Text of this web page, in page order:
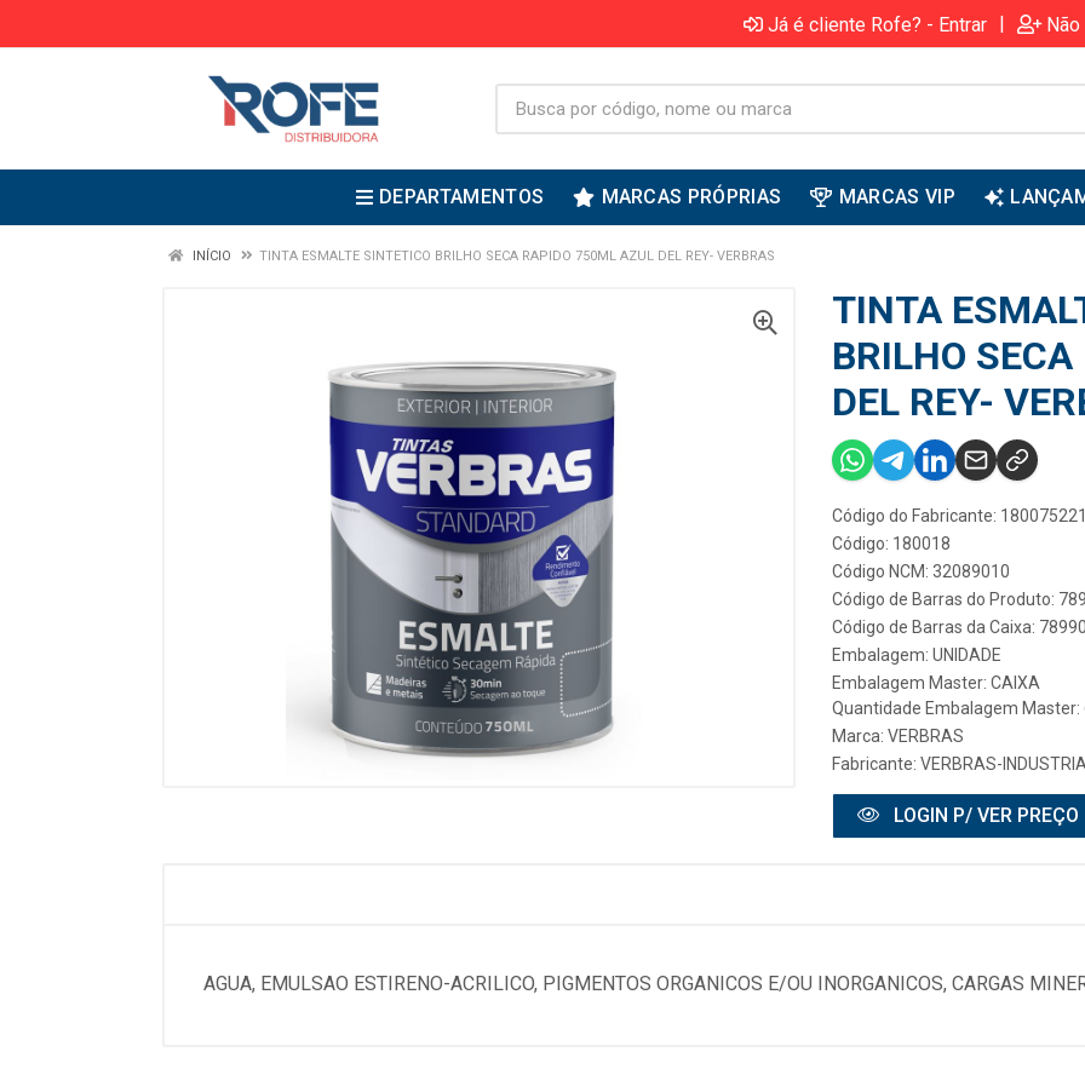
Já é cliente Rofe? - Entrar |
DEPARTAMENTOS MARCAS PRÓPRIAS MARCAS VIP
INÍCIO TINTA ESMALTE SINTETICO BRILHO SECA RAPIDO 750ML AZUL DEL REY- VERBRAS
TINTA
BRILHO
DEL REY-
Código do Fabricante:
Código: 180018
Código NCM: 32089010
Código de Barras do Produto:
Código de Barras da Caixa:
Embalagem: UNIDADE
Embalagem Master: CAIXA
Quantidade Embalagem Master:
Marca: VERBRAS
Fabricante: VERBRAS-
LOGIN P/ VER PREÇO
AGUA, EMULSAO ESTIRENO-ACRILICO, PIGMENTOS ORGANICOS E/OU INORGANICOS, CARGAS